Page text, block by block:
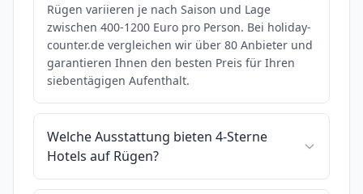
Rügen variieren je nach Saison und Lage
zwischen 400-1200 Euro pro Person. Bei holiday-
counter.de vergleichen wir über 80 Anbieter und
garantieren Ihnen den besten Preis für Ihren
siebentägigen Aufenthalt.
Welche Ausstattung bieten 4-Sterne
Hotels auf Rügen?